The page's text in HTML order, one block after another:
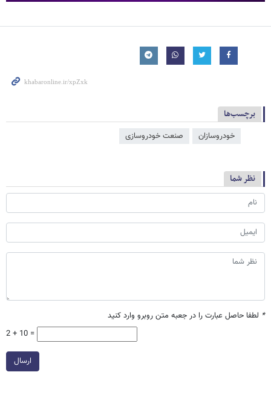
برچسب‌ها
خودروسازان صنعت خودروسازی
نظر شما
* لطفا حاصل عبارت را در جعبه متن روبرو وارد کنید
2 + 10 =
ارسال